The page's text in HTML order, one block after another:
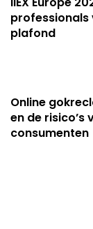
professionals
plafond
Online
en de risico’s
consumenten